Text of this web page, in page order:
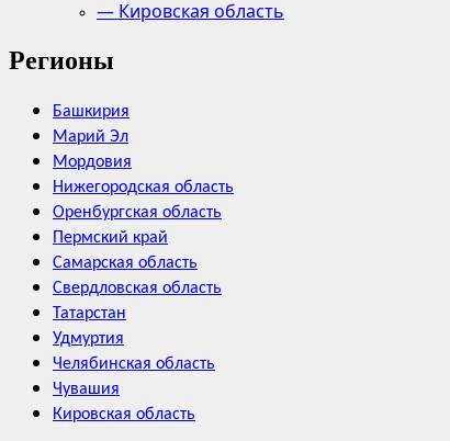
— Кировская область
Регионы
Башкирия
Марий Эл
Мордовия
Нижегородская область
Оренбургская область
Пермский край
Самарская область
Свердловская область
Татарстан
Удмуртия
Челябинская область
Чувашия
Кировская область